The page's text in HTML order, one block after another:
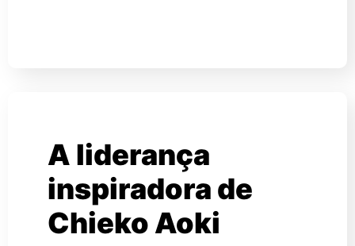
A liderança
inspiradora de
Chieko Aoki